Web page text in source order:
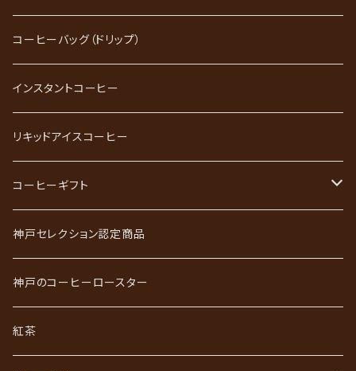
ブレンドコーヒー
ストレートコーヒー
スペシャルティコーヒー
ごーるど四季限定珈琲
かれんだー珈琲
神戸珈琲散策
ジュエリーコーヒーシリーズ
コーヒーバッグ（ドリップ）
インスタントコーヒー
リキッドアイスコーヒー
コーヒーギフト
神戸珈琲職人ギフト
神戸珈琲散策ギフト
ワールドコーヒーギフト
神戸セレクション認定商品
神戸のコーヒーロースター
紅茶